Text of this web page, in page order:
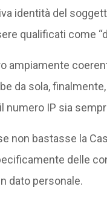
identità del
qualificati come
ampiamente
da sola,
numero IP sia
non bastasse la
delle
dato personale.